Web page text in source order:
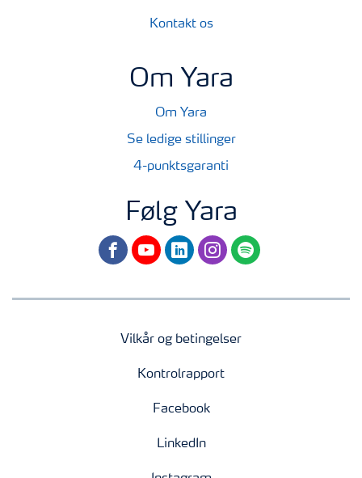
Kontakt os
Om Yara
Om Yara
Se ledige stillinger
4-punktsgaranti
Følg Yara
facebookyoutubelinkedininstagram
spotify
Vilkår og betingelser
Kontrolrapport
Facebook
LinkedIn